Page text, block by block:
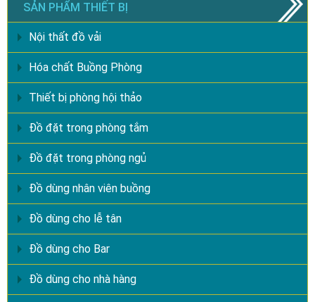
SẢN PHẨM THIẾT BỊ
Nội thất đồ vải
Hóa chất Buồng Phòng
Thiết bị phòng hội thảo
Đồ đặt trong phòng tắm
Đồ đặt trong phòng ngủ
Đồ dùng nhân viên buồng
Đồ dùng cho lễ tân
Đồ dùng cho Bar
Đồ dùng cho nhà hàng